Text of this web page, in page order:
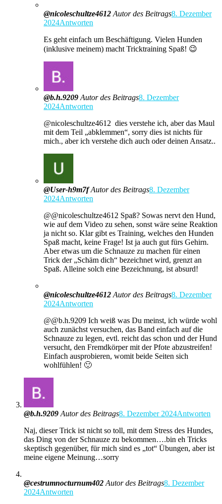
@nicoleschultze4612 Autor des Beitrags8. Dezember
2024Antworten
Es geht einfach um Beschäftigung. Vielen Hunden
(inklusive meinem) macht Tricktraining Spaß! 😉
@b.h.9209 Autor des Beitrags8. Dezember
2024Antworten
@nicoleschultze4612 dies verstehe ich, aber das Maul
mit dem Teil „abklemmen“, sorry dies ist nichts für
mich., aber ich verstehe dich auch oder deinen Ansatz..
@User-h9m7f Autor des Beitrags8. Dezember
2024Antworten
@@nicoleschultze4612 Spaß? Sowas nervt den Hund,
wie auf dem Video zu sehen, sonst wäre seine Reaktion
ja nicht so. Klar gibt es Training, welches den Hunden
Spaß macht, keine Frage! Ist ja auch gut fürs Gehirn.
Aber etwas um die Schnauze zu machen für einen
Trick der „Schäm dich“ bezeichnet wird, grenzt an
Spaß. Alleine solch eine Bezeichnung, ist absurd!
@nicoleschultze4612 Autor des Beitrags8. Dezember
2024Antworten
​​@@b.h.9209 Ich weiß was Du meinst, ich würde wohl
auch zunächst versuchen, das Band einfach auf die
Schnauze zu legen, evtl. reicht das schon und der Hund
versucht, den Fremdkörper mit der Pfote abzustreifen!
Einfach ausprobieren, womit beide Seiten sich
wohlfühlen! 🙂
@b.h.9209 Autor des Beitrags8. Dezember 2024Antworten
Naj, dieser Trick ist nicht so toll, mit dem Stress des Hundes,
das Ding von der Schnauze zu bekommen….bin eh Tricks
skeptisch gegenüber, für mich sind es „tot“ Übungen, aber ist
meine eigene Meinung…sorry
@cestrumnocturnum402 Autor des Beitrags8. Dezember
2024Antworten